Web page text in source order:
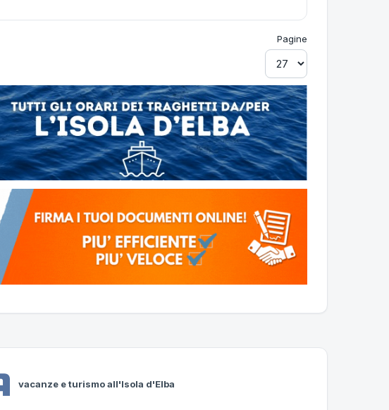
Pagine
vacanze e turismo all'Isola d'Elba